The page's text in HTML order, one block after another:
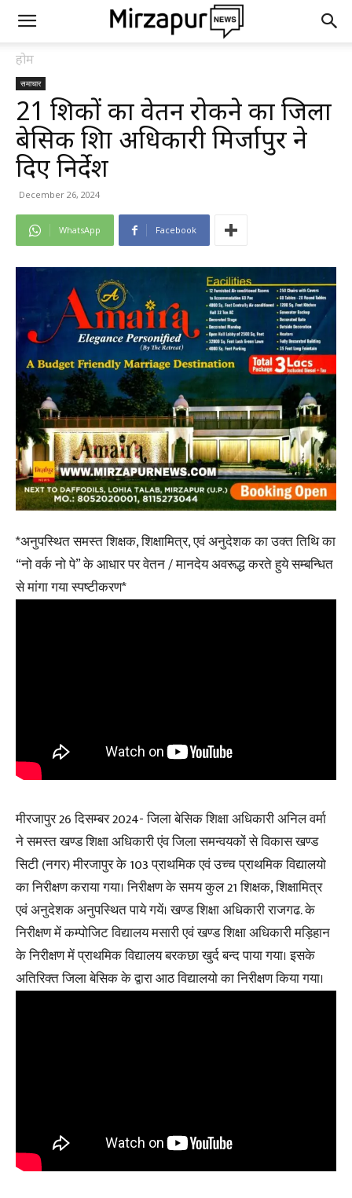
होम
समाचार
21 शिक्षकों का वेतन रोकने का जिला
बेसिक शिक्षा अधिकारी मिर्जापुर ने
दिए निर्देश
December 26, 2024
WhatsApp Facebook
*अनुपस्थित समस्त शिक्षक, शिक्षामित्र, एवं अनुदेशक का उक्त तिथि का
“नो वर्क नो पे” के आधार पर वेतन / मानदेय अवरूद्ध करते हुये सम्बन्धित
से मांगा गया स्पष्टीकरण*
मीरजापुर 26 दिसम्बर 2024- जिला बेसिक शिक्षा अधिकारी अनिल वर्मा
ने समस्त खण्ड शिक्षा अधिकारी एंव जिला समन्वयकों से विकास खण्ड
सिटी (नगर) मीरजापुर के 103 प्राथमिक एवं उच्च प्राथमिक विद्यालयो
का निरीक्षण कराया गया। निरीक्षण के समय कुल 21 शिक्षक, शिक्षामित्र
एवं अनुदेशक अनुपस्थित पाये गयें। खण्ड शिक्षा अधिकारी राजगढ. के
निरीक्षण में कम्पोजिट विद्यालय मसारी एवं खण्ड शिक्षा अधिकारी मड़िहान
के निरीक्षण में प्राथमिक विद्यालय बरकछा खुर्द बन्द पाया गया। इसके
अतिरिक्त जिला बेसिक के द्वारा आठ विद्यालयो का निरीक्षण किया गया।